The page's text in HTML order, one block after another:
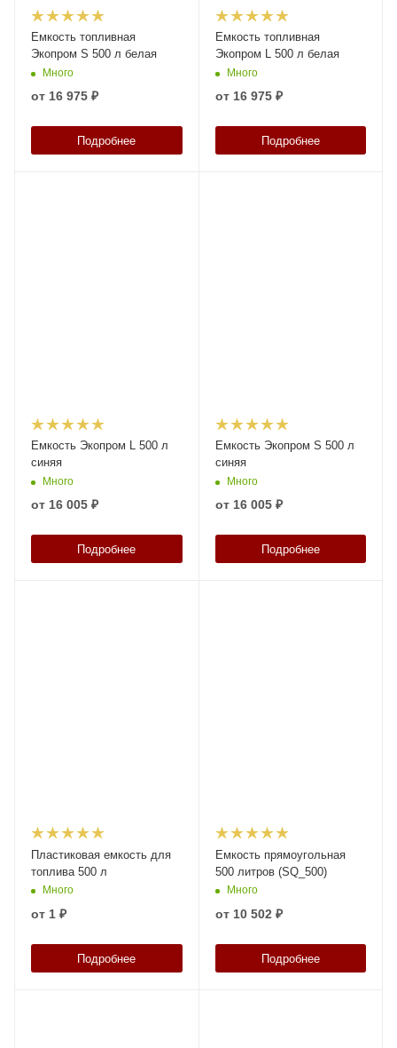
Емкость топливная
Экопром S 500 л белая
Много
от 16 975 ₽
Подробнее
Емкость топливная
Экопром L 500 л белая
Много
от 16 975 ₽
Подробнее
Емкость Экопром L 500 л
синяя
Много
от 16 005 ₽
Подробнее
Емкость Экопром S 500 л
синяя
Много
от 16 005 ₽
Подробнее
Пластиковая емкость для
топлива 500 л
Много
от 1 ₽
Подробнее
Емкость прямоугольная
500 литров (SQ_500)
Много
от 10 502 ₽
Подробнее